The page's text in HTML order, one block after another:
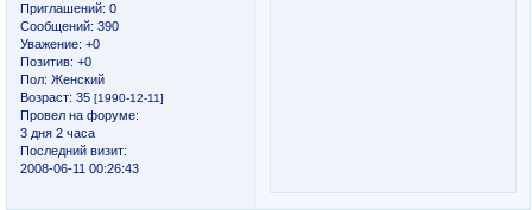
Приглашений: 0
Сообщений: 390
Уважение: +0
Позитив: +0
Пол: Женский
Возраст: 35 [1990-12-11]
Провел на форуме:
3 дня 2 часа
Последний визит:
2008-06-11 00:26:43